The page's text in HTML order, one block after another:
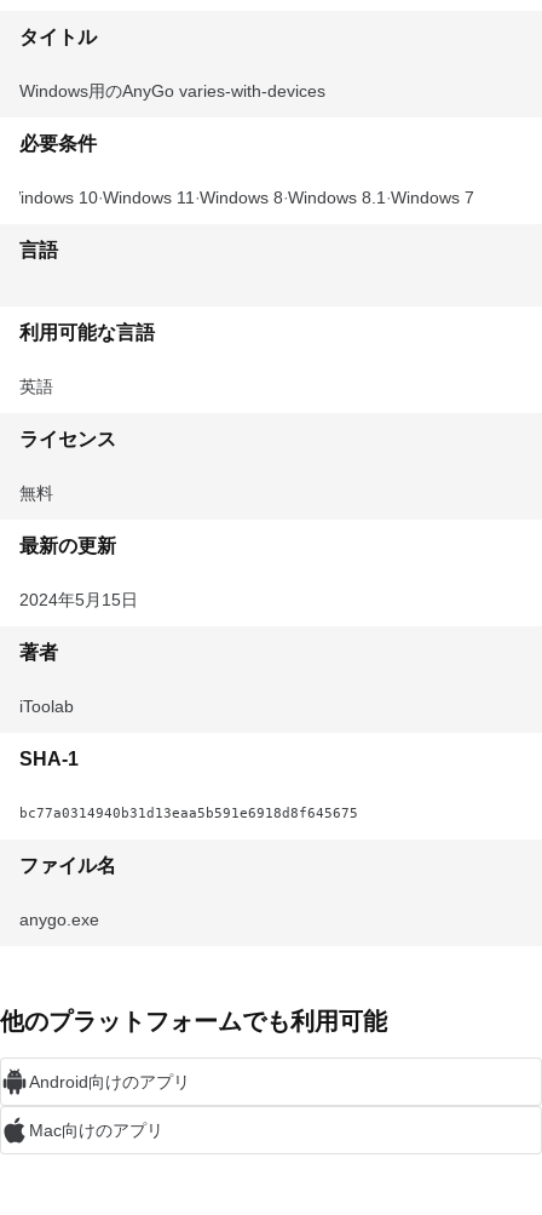
タイトル
Windows用のAnyGo varies-with-devices
必要条件
Windows 10 Windows 11 Windows 8 Windows 8.1 Windows 7
言語
利用可能な言語
英語
ライセンス
無料
最新の更新
2024年5月15日
著者
iToolab
SHA-1
bc77a0314940b31d13eaa5b591e6918d8f645675
ファイル名
anygo.exe
他のプラットフォームでも利用可能
Android向けのアプリ
Mac向けのアプリ